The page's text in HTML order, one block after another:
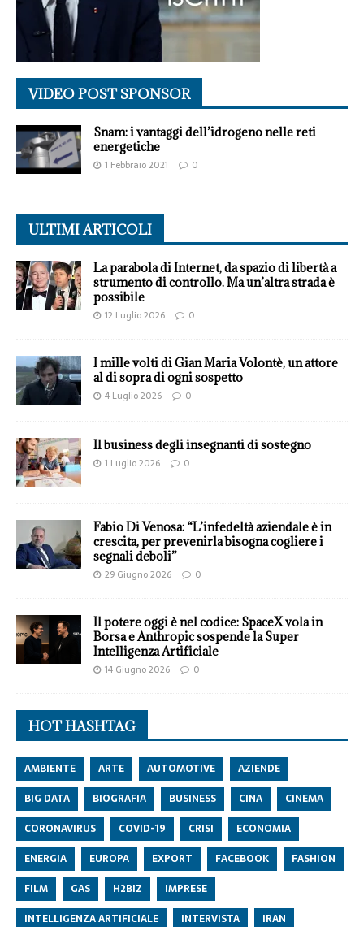
VIDEO POST SPONSOR
Snam: i vantaggi dell’idrogeno nelle reti
energetiche
1 Febbraio 2021 0
ULTIMI ARTICOLI
La parabola di Internet, da spazio di libertà a
strumento di controllo. Ma un’altra strada è
possibile
12 Luglio 2026 0
I mille volti di Gian Maria Volontè, un attore
al di sopra di ogni sospetto
4 Luglio 2026 0
Il business degli insegnanti di sostegno
1 Luglio 2026 0
Fabio Di Venosa: “L’infedeltà aziendale è in
crescita, per prevenirla bisogna cogliere i
segnali deboli”
29 Giugno 2026 0
Il potere oggi è nel codice: SpaceX vola in
Borsa e Anthropic sospende la Super
Intelligenza Artificiale
14 Giugno 2026 0
HOT HASHTAG
AMBIENTE ARTE AUTOMOTIVE
AZIENDE
BIG DATA
BIOGRAFIA BUSINESS CINA
CINEMA
CORONAVIRUS
COVID-19 CRISI
ECONOMIA
ENERGIA
EUROPA EXPORT FACEBOOK
FASHION
FILM
GAS H2BIZ
IMPRESE
INTELLIGENZA ARTIFICIALE
INTERVISTA IRAN